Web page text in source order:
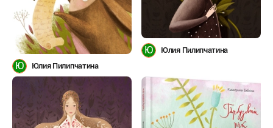
Ю Юлия Пилипчатина
Ю Юлия Пилипчатина